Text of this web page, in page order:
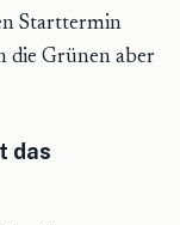
Starttermin
die Grünen aber
das